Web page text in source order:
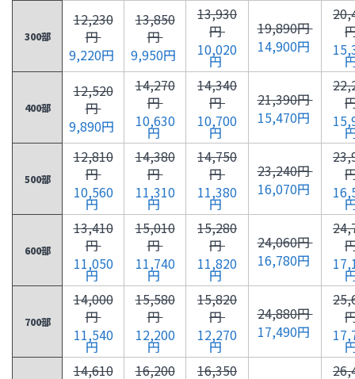
300部
12,230
円
9,220円
13,850
円
9,950円
13,930
円
10,020
円
19,890円
14,900円
400部
12,520
円
9,890円
14,270
円
10,630
円
14,340
円
10,700
円
21,390円
15,470円
500部
12,810
円
10,560
円
14,380
円
11,310
円
14,750
円
11,380
円
23,240円
16,070円
600部
13,410
円
11,050
円
15,010
円
11,740
円
15,280
円
11,820
円
24,060円
16,780円
700部
14,000
円
11,540
円
15,580
円
12,200
円
15,820
円
12,270
円
24,880円
17,490円
14,610
16,200
16,350